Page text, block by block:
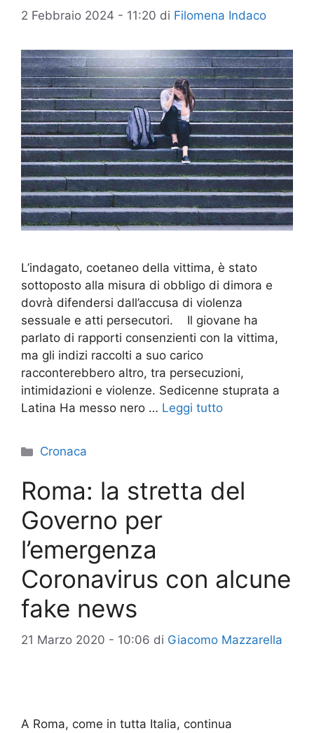
2 Febbraio 2024 - 11:20 di Filomena Indaco
L’indagato, coetaneo della vittima, è stato
sottoposto alla misura di obbligo di dimora e
dovrà difendersi dall’accusa di violenza
sessuale e atti persecutori. Il giovane ha
parlato di rapporti consenzienti con la vittima,
ma gli indizi raccolti a suo carico
racconterebbero altro, tra persecuzioni,
intimidazioni e violenze. Sedicenne stuprata a
Latina Ha messo nero … Leggi tutto
Categorie
Cronaca
Roma: la stretta del
Governo per
l’emergenza
Coronavirus con alcune
fake news
21 Marzo 2020 - 10:06 di Giacomo Mazzarella
A Roma, come in tutta Italia, continua